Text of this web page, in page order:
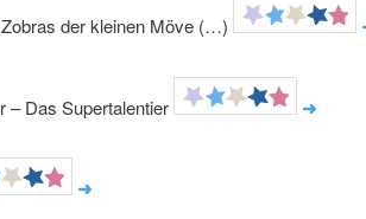
der kleinen Möve (…)
– Das Supertalentier ➜
➜